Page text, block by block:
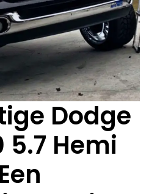
Dodge
5.7 Hemi